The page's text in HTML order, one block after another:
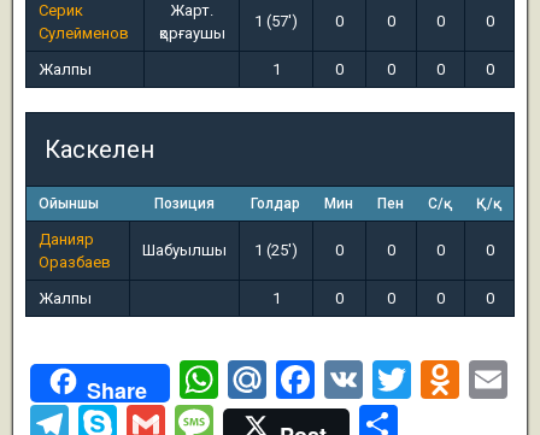
Серик
Сулейменов
Жарт.
қорғаушы
1 (57') 0 0 0 0
Жалпы 1 0 0 0 0
Каскелен
Ойыншы Позиция Голдар Мин Пен С/қ Қ/қ
Данияр
Оразбаев
Шабуылшы 1 (25') 0 0 0 0
Жалпы 1 0 0 0 0
Share
W
h
M
ail
F
a
V
K
T
O
T
S
G
M